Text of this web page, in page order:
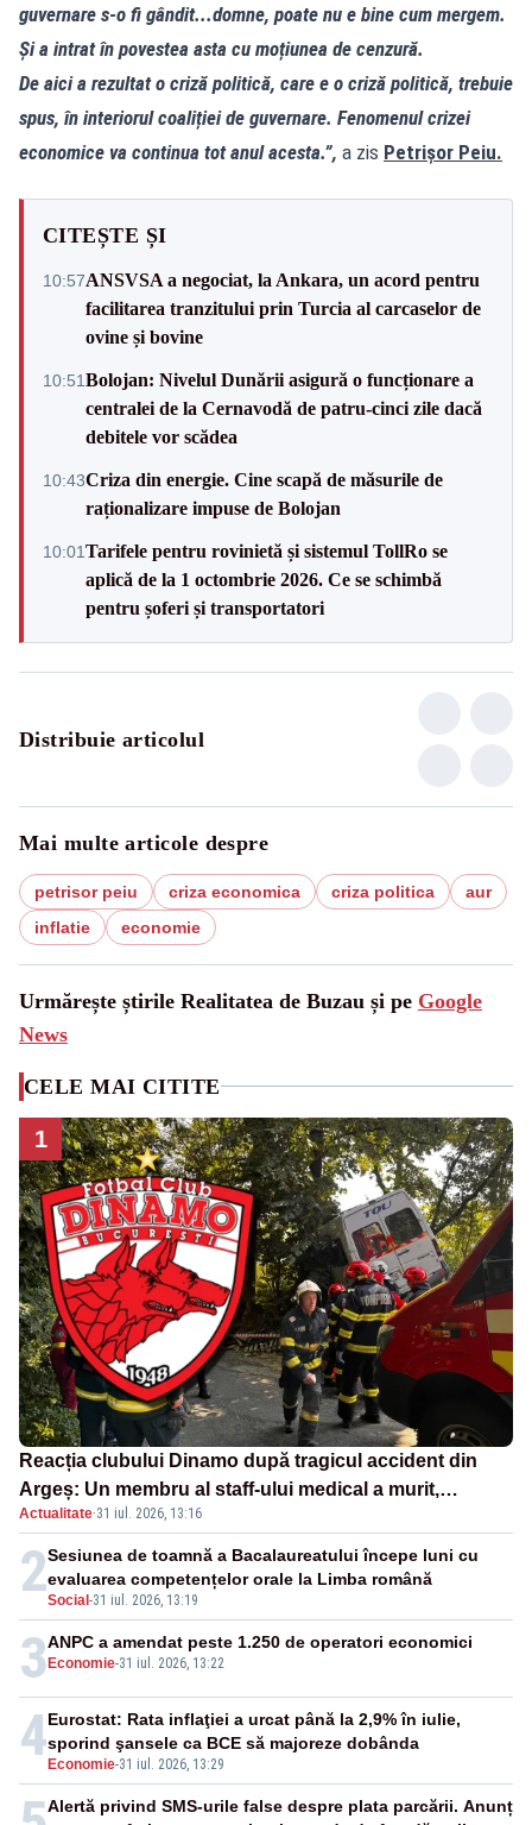
guvernare s-o fi gândit...domne, poate nu e bine cum mergem.
Și a intrat în povestea asta cu moțiunea de cenzură.
De aici a rezultat o criză politică, care e o criză politică, trebuie
spus, în interiorul coaliției de guvernare. Fenomenul crizei
economice va continua tot anul acesta.”, a zis Petrișor Peiu.
CITEȘTE ȘI
10:57ANSVSA a negociat, la Ankara, un acord pentru
facilitarea tranzitului prin Turcia al carcaselor de
ovine și bovine
10:51Bolojan: Nivelul Dunării asigură o funcționare a
centralei de la Cernavodă de patru-cinci zile dacă
debitele vor scădea
10:43Criza din energie. Cine scapă de măsurile de
raționalizare impuse de Bolojan
10:01Tarifele pentru rovinietă și sistemul TollRo se
aplică de la 1 octombrie 2026. Ce se schimbă
pentru șoferi și transportatori
Distribuie articolul
Mai multe articole despre
petrisor peiu criza economica criza politica
aur
inflatie
economie
Urmărește știrile Realitatea de Buzau și pe Google
News
CELE MAI CITITE
1
Reacția clubului Dinamo după tragicul accident din
Argeș: Un membru al staff-ului medical a murit,
antrenorul Adrian Ropotan este în spital
Actualitate·31 iul. 2026, 13:16
2Social -31 iul. 2026, 13:19
Sesiunea de toamnă a Bacalaureatului începe luni cu
evaluarea competențelor orale la Limba română
3 Economie-31 iul. 2026, 13:22
ANPC a amendat peste 1.250 de operatori economici
4 Economie-31 iul. 2026, 13:29
Eurostat: Rata inflaţiei a urcat până la 2,9% în iulie,
sporind şansele ca BCE să majoreze dobânda
Alertă privind SMS-urile false despre plata parcării. Anunț